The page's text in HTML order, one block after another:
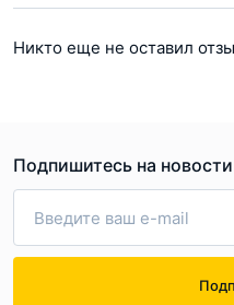
Никто еще не оставил
Подпишитесь на